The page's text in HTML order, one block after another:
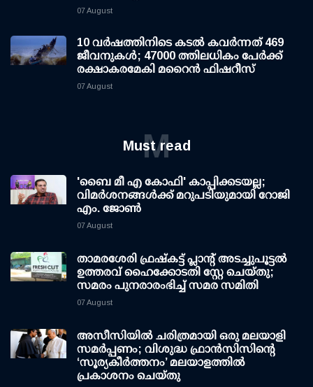
07 August
10 വര്‍ഷത്തിനിടെ കടല്‍ കവര്‍ന്നത് 469
ജീവനുകള്‍; 47000 ത്തിലധികം പേര്‍ക്ക്
രക്ഷാകരമേകി മറൈന്‍ ഫിഷറീസ്
07 August
Must read
M
'ബൈ മീ എ കോഫി' കാപ്പിക്കടയല്ല;
വിമര്‍ശനങ്ങള്‍ക്ക് മറുപടിയുമായി റോജി
എം. ജോണ്‍
07 August
താമരശേരി ഫ്രഷ്കട്ട് പ്ലാന്റ് അടച്ചുപൂട്ടൽ
ഉത്തരവ് ഹൈക്കോടതി സ്റ്റേ ചെയ്തു;
സമരം പുനരാരംഭിച്ച് സമര സമിതി
07 August
അസീസിയിൽ ചരിത്രമായി ഒരു മലയാളി
സമർപ്പണം; വിശുദ്ധ ഫ്രാൻസിസിന്റെ
‘സൂര്യകീർത്തനം’ മലയാളത്തിൽ
പ്രകാശനം ചെയ്തു